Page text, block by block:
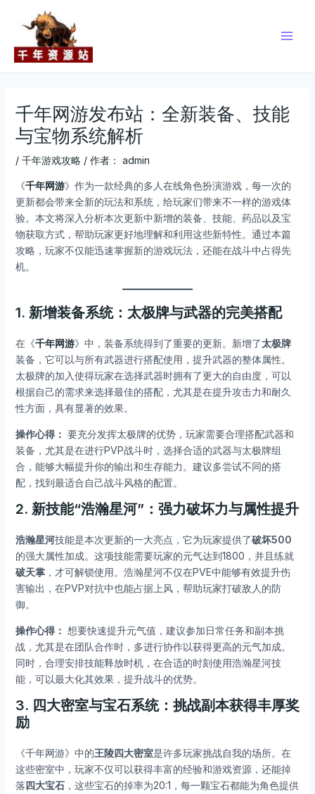
千年网游发布站：全新装备、技能
与宝物系统解析
/ 千年游戏攻略/ 作者： admin
《千年网游》作为一款经典的多人在线角色扮演游戏，每一次的
更新都会带来全新的玩法和系统，给玩家们带来不一样的游戏体
验。本文将深入分析本次更新中新增的装备、技能、药品以及宝
物获取方式，帮助玩家更好地理解和利用这些新特性。通过本篇
攻略，玩家不仅能迅速掌握新的游戏玩法，还能在战斗中占得先
机。
1. 新增装备系统：太极牌与武器的完美搭配
在《千年网游》中，装备系统得到了重要的更新。新增了太极牌
装备，它可以与所有武器进行搭配使用，提升武器的整体属性。
太极牌的加入使得玩家在选择武器时拥有了更大的自由度，可以
根据自己的需求来选择最佳的搭配，尤其是在提升攻击力和耐久
性方面，具有显著的效果。
操作心得： 要充分发挥太极牌的优势，玩家需要合理搭配武器和
装备，尤其是在进行PVP战斗时，选择合适的武器与太极牌组
合，能够大幅提升你的输出和生存能力。建议多尝试不同的搭
配，找到最适合自己战斗风格的配置。
2. 新技能“浩瀚星河”：强力破坏力与属性提升
浩瀚星河技能是本次更新的一大亮点，它为玩家提供了破坏500
的强大属性加成。这项技能需要玩家的元气达到1800，并且练就
破天掌，才可解锁使用。浩瀚星河不仅在PVE中能够有效提升伤
害输出，在PVP对抗中也能占据上风，帮助玩家打破敌人的防
御。
操作心得： 想要快速提升元气值，建议参加日常任务和副本挑
战，尤其是在团队合作时，多进行协作以获得更高的元气加成。
同时，合理安排技能释放时机，在合适的时刻使用浩瀚星河技
能，可以最大化其效果，提升战斗的优势。
3. 四大密室与宝石系统：挑战副本获得丰厚奖
励
《千年网游》中的王陵四大密室是许多玩家挑战自我的场所。在
这些密室中，玩家不仅可以获得丰富的经验和游戏资源，还能掉
落四大宝石，这些宝石的掉率为20:1，每一颗宝石都能为角色提供
navigation